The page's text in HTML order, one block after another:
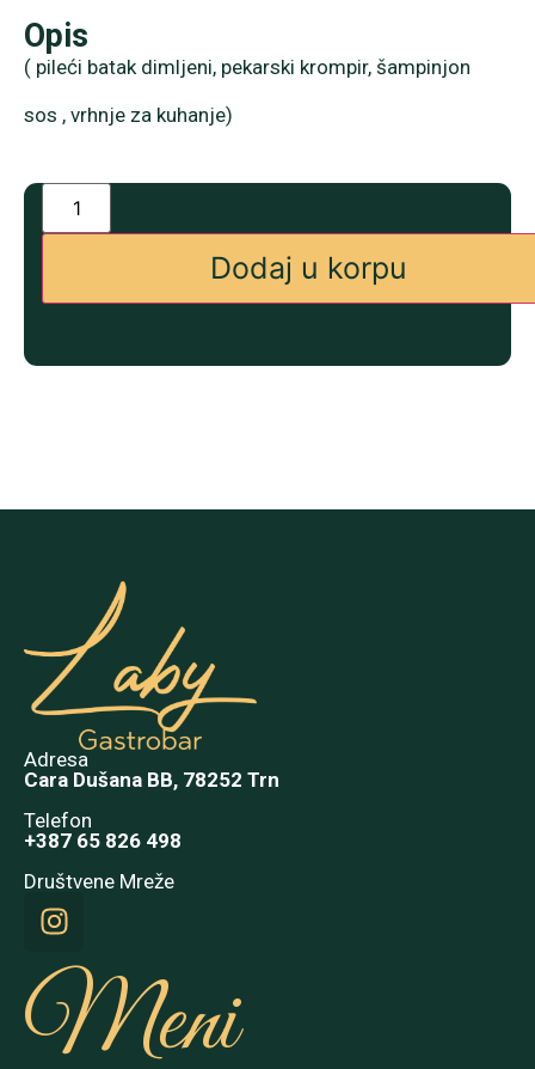
Opis
( pileći batak dimljeni, pekarski krompir, šampinjon
sos , vrhnje za kuhanje)
Dodaj u korpu
Adresa
Cara Dušana BB, 78252 Trn
Telefon
+387 65 826 498
Društvene Mreže
Meni